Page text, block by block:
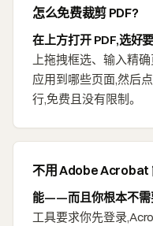
怎么免费裁剪 PDF?
在上方打开 PDF,选好
上拖拽框选、输入精
应用到哪些页面,然后
行,免费且没有限制。
不用 Adobe Acrobat
能——而且你根本不需
工具要求你先登录